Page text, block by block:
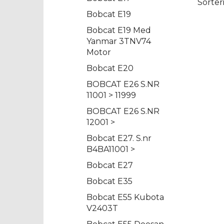
Bobcat E19
Bobcat E19 Med
Yanmar 3TNV74
Motor
Bobcat E20
BOBCAT E26 S.NR
11001 > 11999
BOBCAT E26 S.NR
12001 >
Bobcat E27. S.nr
B4BA11001 >
Bobcat E27
Bobcat E35
Bobcat E55 Kubota
V2403T